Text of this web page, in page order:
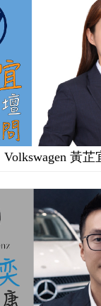
Volkswagen 黃芷